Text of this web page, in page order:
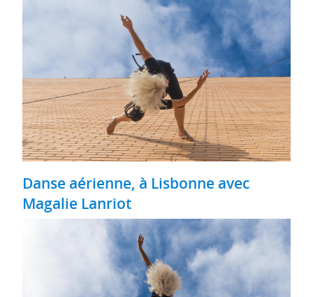
Danse aérienne, à Lisbonne avec
Magalie Lanriot